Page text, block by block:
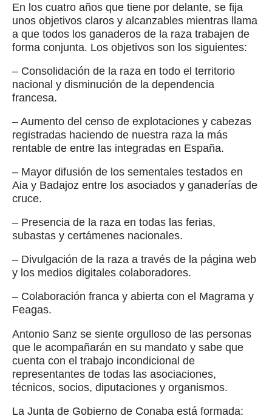
En los cuatro años que tiene por delante, se fija
unos objetivos claros y alcanzables mientras llama
a que todos los ganaderos de la raza trabajen de
forma conjunta. Los objetivos son los siguientes:
– Consolidación de la raza en todo el territorio
nacional y disminución de la dependencia
francesa.
– Aumento del censo de explotaciones y cabezas
registradas haciendo de nuestra raza la más
rentable de entre las integradas en España.
– Mayor difusión de los sementales testados en
Aia y Badajoz entre los asociados y ganaderías de
cruce.
– Presencia de la raza en todas las ferias,
subastas y certámenes nacionales.
– Divulgación de la raza a través de la página web
y los medios digitales colaboradores.
– Colaboración franca y abierta con el Magrama y
Feagas.
Antonio Sanz se siente orgulloso de las personas
que le acompañarán en su mandato y sabe que
cuenta con el trabajo incondicional de
representantes de todas las asociaciones,
técnicos, socios, diputaciones y organismos.
La Junta de Gobierno de Conaba está formada: